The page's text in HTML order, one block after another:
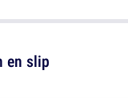
en slip